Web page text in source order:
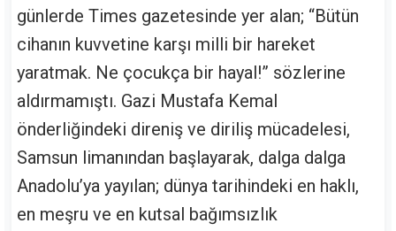
günlerde Times gazetesinde yer alan; “Bütün
cihanın kuvvetine karşı milli bir hareket
yaratmak. Ne çocukça bir hayal!” sözlerine
aldırmamıştı. Gazi Mustafa Kemal
önderliğindeki direniş ve diriliş mücadelesi,
Samsun limanından başlayarak, dalga dalga
Anadolu’ya yayılan; dünya tarihindeki en haklı,
en meşru ve en kutsal bağımsızlık